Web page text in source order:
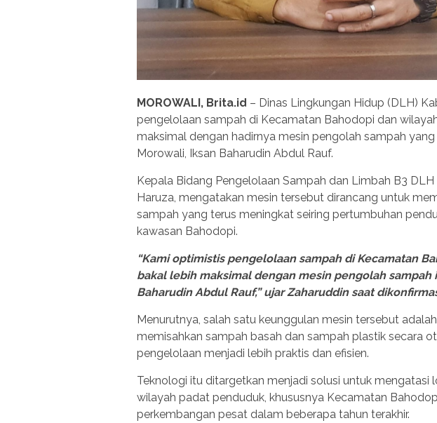
MOROWALI, Brita.id – Dinas Lingkungan Hidup (DLH)
pengelolaan sampah di Kecamatan Bahodopi dan
maksimal dengan hadirnya mesin pengolah sampah
Morowali, Iksan Baharudin Abdul Rauf.
Kepala Bidang Pengelolaan Sampah dan Limbah B3
Haruza, mengatakan mesin tersebut dirancang untuk
sampah yang terus meningkat seiring pertumbuhan
kawasan Bahodopi.
“Kami optimistis pengelolaan sampah di Kecamatan
bakal lebih maksimal dengan mesin pengolah sampah
Baharudin Abdul Rauf,” ujar Zaharuddin saat
Menurutnya, salah satu keunggulan mesin tersebut
memisahkan sampah basah dan sampah plastik secara
pengelolaan menjadi lebih praktis dan efisien.
Teknologi itu ditargetkan menjadi solusi untuk mengatasi
wilayah padat penduduk, khususnya Kecamatan
perkembangan pesat dalam beberapa tahun terakhir.